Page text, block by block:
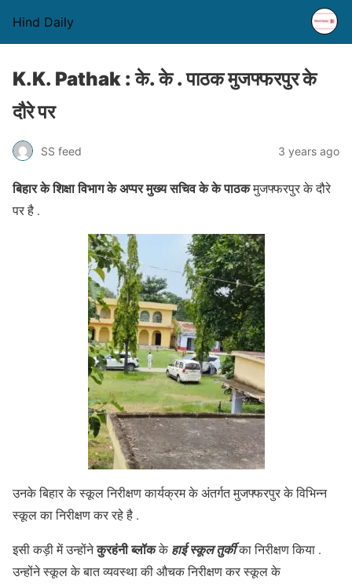
Hind Daily
K.K. Pathak : के. के . पाठक मुजफ्फरपुर के
दौरे पर
SS feed 3 years ago
बिहार के शिक्षा विभाग के अप्पर मुख्य सचिव के के पाठकमुजफ्फरपुर के दौरे
पर है .
उनके बिहार के स्कूल निरीक्षण कार्यक्रम के अंतर्गत मुजफ्फरपुर के विभिन्न
स्कूल का निरीक्षण कर रहे है .
इसी कड़ी में उन्होंनेकुरहंनी ब्लॉकके हाई स्कूल तुर्कीका निरीक्षण किया .
उन्होंने स्कूल के बात व्यवस्था की औचक निरीक्षण कर स्कूल के